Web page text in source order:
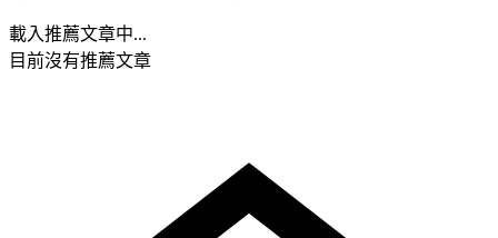
載入推薦文章中...
目前沒有推薦文章